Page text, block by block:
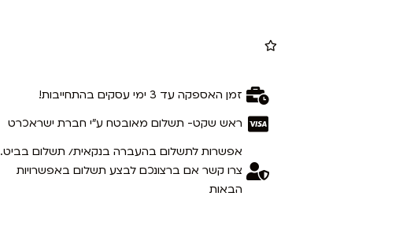
זמן האספקה עד 3 ימי עסקים בהתחייבות!
ראש שקט- תשלום מאובטח ע"י חברת ישראכרט
אפשרות לתשלום בהעברה בנקאית/ תשלום בביט.
צרו קשר אם ברצונכם לבצע תשלום באפשרויות
הבאות